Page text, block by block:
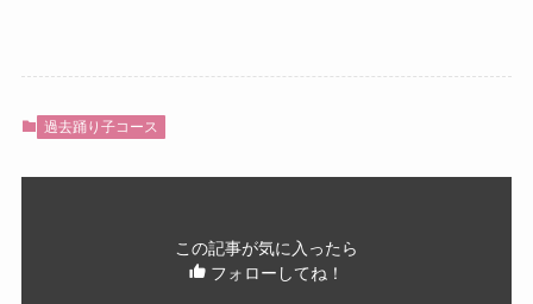
過去踊り子コース
この記事が気に入ったら
フォローしてね！